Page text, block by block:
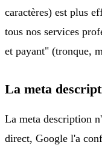
caractères) est plus
tous nos services
et payant" (tronque,
La meta
La meta description
direct, Google l'a